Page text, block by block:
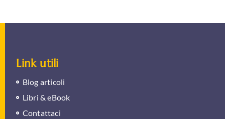
Link utili
Blog articoli
Libri & eBook
Contattaci